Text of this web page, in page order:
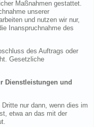
Maßnahmen gestattet.
unserer
und nutzen wir nur,
Inanspruchnahme des
des Auftrags oder
Gesetzliche
Dienstleistungen und
nur dann, wenn dies im
etwa an das mit der